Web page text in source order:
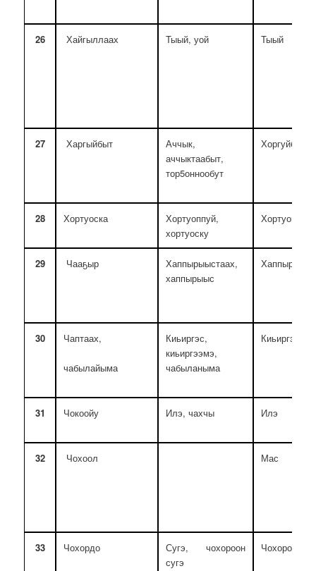
26 Хайгыллаах Тыый, уой Тыый
27 Харгыйбыт
Аччык,
аччыктаабыт,
тор5оннообут
Хоргуйбут,
28 Хортуоска
Хортуоппуй,
хортуоску
29 Чааҕыр
Хаппырыыстаах,
хаппырыыс
Хаппырыыс
30 Чаптаах,
чабылайыма
Киьиргэс,
киьиргээмэ,
чабыланыма
Киьиргэс,
31 Чокоойу Илэ, чахчы Илэ
32 Чохоол Мас
33 Чохордо
Сугэ, чохороон
сугэ
Чохороон